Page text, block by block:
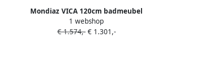
Mondiaz VICA 120cm badmeubel
onderkast Smag 2 lades. Wastafel
MOON midden 1 kraangat kleur Talc.
1 webshop
€ 1.574,-€ 1.301,-